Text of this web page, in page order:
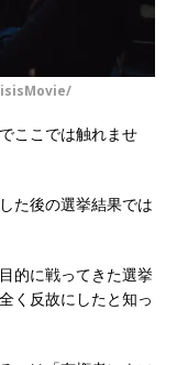
ここでは触れませ
た後の選挙結果では
的に戦ってきた選挙
く反故にしたと知っ